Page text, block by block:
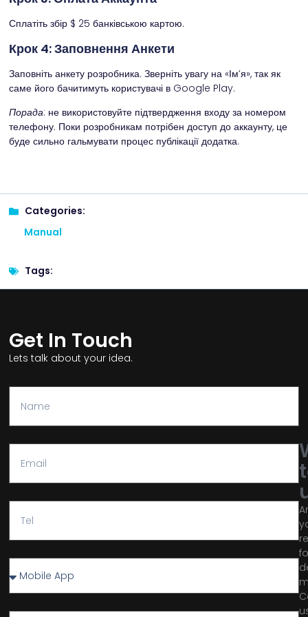
Сплатіть збір $ 25 банківською картою.
Крок 4: Заповнення Анкети
Заповніть анкету розробника. Зверніть увагу на «Ім’я», так як
саме його бачитимуть користувачі в Google Play.
Порада: не використовуйте підтвердження входу за номером
телефону. Поки розробникам потрібен доступ до аккаунту, це
буде сильно гальмувати процес публікації додатка.
Categories:
Manual
Tags:
Get In Touch
Lets talk about your idea.